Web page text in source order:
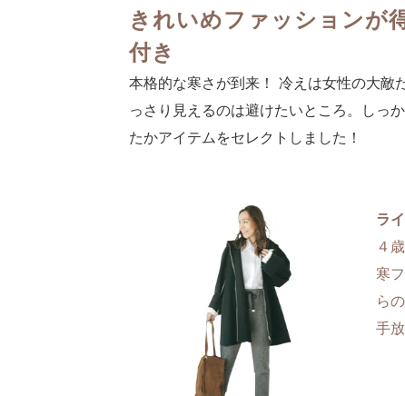
きれいめファッションが
付き
本格的な寒さが到来！ 冷えは女性の大敵
っさり見えるのは避けたいところ。しっ
たかアイテムをセレクトしました！
ラ
４
寒
ら
手